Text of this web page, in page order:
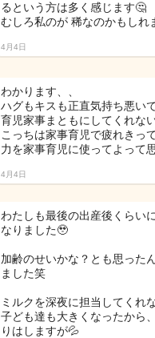
るという方は多く感じます🤔
むしろ私のが 稀なのかもしれ
4月4日
わかります、、
ハグもキスも正直気持ち悪いで
育児家事まともにしてくれな
こっちは家事育児で疲れきっ
力を家事育児に使ってよって
4月4日
わたしも最後の出産後くらい
なりました🥹
加齢のせいかな？とも思った
ました笑
ミルクを深夜に担当してくれ
子ども達も大きくなったから
りはしますが💦